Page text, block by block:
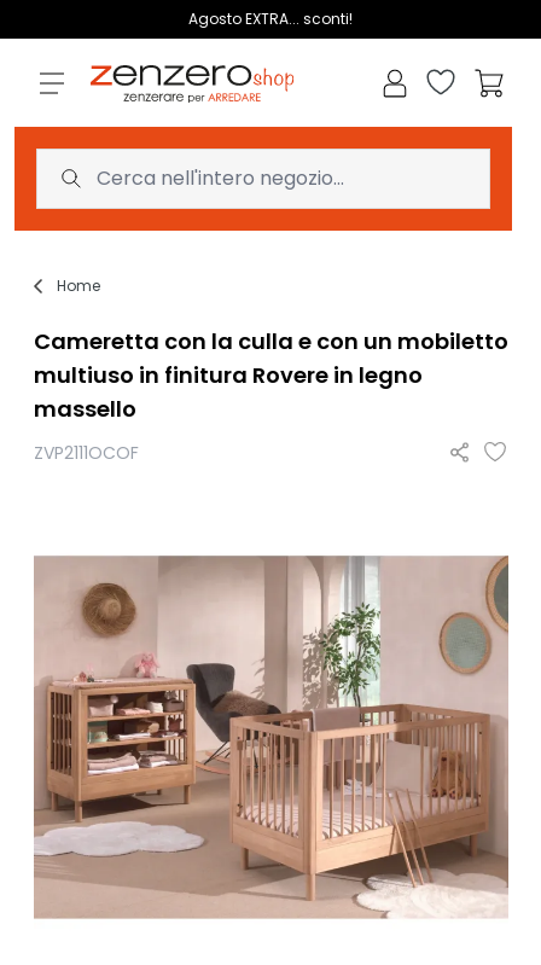
Agosto EXTRA... sconti!
Lista dei
Home
Cameretta con la culla e con un mobiletto
multiuso in finitura Rovere in legno
massello
ZVP2111OCOF